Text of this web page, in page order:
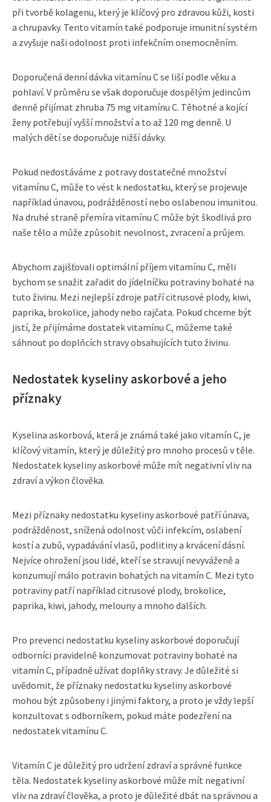
při tvorbě kolagenu, který je klíčový pro zdravou kůži, kosti
a chrupavky. Tento vitamín také podporuje imunitní systém
a zvyšuje naši odolnost proti infekčním onemocněním.
Doporučená denní dávka vitamínu C se liší podle věku a
pohlaví. V průměru se však doporučuje dospělým jedincům
denně přijímat zhruba 75 mg vitamínu C. Těhotné a kojící
ženy potřebují vyšší množství a to až 120 mg denně. U
malých dětí se doporučuje nižší dávky.
Pokud nedostáváme z potravy dostatečné množství
vitamínu C, může to vést k nedostatku, který se projevuje
například únavou, podrážděností nebo oslabenou imunitou.
Na druhé straně přemíra vitamínu C může být škodlivá pro
naše tělo a může způsobit nevolnost, zvracení a průjem.
Abychom zajišťovali optimální příjem vitamínu C, měli
bychom se snažit zařadit do jídelníčku potraviny bohaté na
tuto živinu. Mezi nejlepší zdroje patří citrusové plody, kiwi,
paprika, brokolice, jahody nebo rajčata. Pokud chceme být
jistí, že přijímáme dostatek vitamínu C, můžeme také
sáhnout po doplňcích stravy obsahujících tuto živinu.
Nedostatek kyseliny askorbové a jeho
příznaky
Kyselina askorbová, která je známá také jako vitamín C, je
klíčový vitamín, který je důležitý pro mnoho procesů v těle.
Nedostatek kyseliny askorbové může mít negativní vliv na
zdraví a výkon člověka.
Mezi příznaky nedostatku kyseliny askorbové patří únava,
podrážděnost, snížená odolnost vůči infekcím, oslabení
kostí a zubů, vypadávání vlasů, podlitiny a krvácení dásní.
Nejvíce ohrožení jsou lidé, kteří se stravují nevyváženě a
konzumují málo potravin bohatých na vitamín C. Mezi tyto
potraviny patří například citrusové plody, brokolice,
paprika, kiwi, jahody, melouny a mnoho dalších.
Pro prevenci nedostatku kyseliny askorbové doporučují
odborníci pravidelně konzumovat potraviny bohaté na
vitamín C, případně užívat doplňky stravy. Je důležité si
uvědomit, že příznaky nedostatku kyseliny askorbové
mohou být způsobeny i jinými faktory, a proto je vždy lepší
konzultovat s odborníkem, pokud máte podezření na
nedostatek vitamínu C.
Vitamín C je důležitý pro udržení zdraví a správné funkce
těla. Nedostatek kyseliny askorbové může mít negativní
vliv na zdraví člověka, a proto je důležité dbát na správnou a